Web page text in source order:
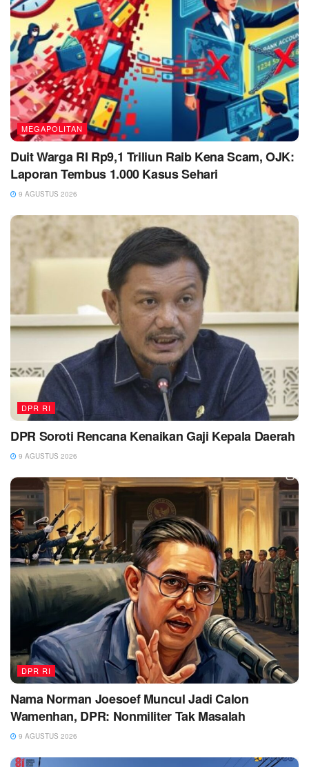
MEGAPOLITAN
Duit Warga RI Rp9,1 Triliun Raib Kena Scam, OJK:
Laporan Tembus 1.000 Kasus Sehari
9 AGUSTUS 2026
DPR RI
DPR Soroti Rencana Kenaikan Gaji Kepala Daerah
9 AGUSTUS 2026
DPR RI
Nama Norman Joesoef Muncul Jadi Calon
Wamenhan, DPR: Nonmiliter Tak Masalah
9 AGUSTUS 2026